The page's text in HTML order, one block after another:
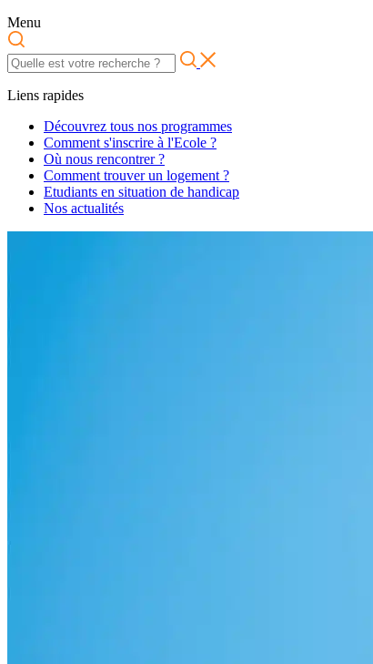
Menu
Liens rapides
Découvrez tous nos programmes
Comment s'inscrire à l'Ecole ?
Où nous rencontrer ?
Comment trouver un logement ?
Etudiants en situation de handicap
Nos actualités